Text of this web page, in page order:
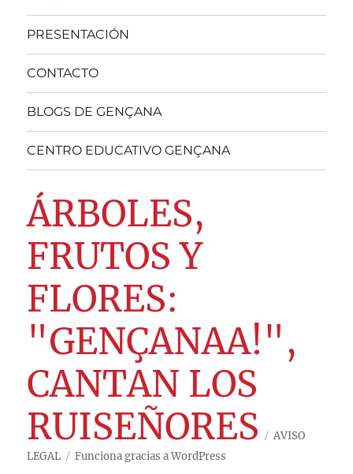
PRESENTACIÓN
CONTACTO
BLOGS DE GENÇANA
CENTRO EDUCATIVO GENÇANA
ÁRBOLES,
FRUTOS Y
FLORES:
"GENÇANAA!",
CANTAN LOS
RUISEÑORES
AVISO
LEGAL
Funciona gracias a WordPress